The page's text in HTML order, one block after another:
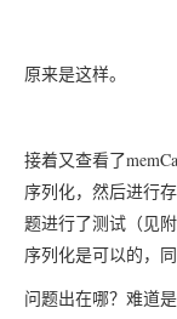
原来是这样。
接着又查看了
序列化，然后进行
题进行了测试（见
序列化是可以的，
问题出在哪？难道